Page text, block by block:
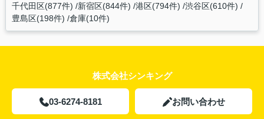
千代田区(877件) 新宿区(844件) 港区(794件) 渋谷区(610件)
豊島区(198件) 倉庫(10件)
株式会社シンキング
03-6274-8181 お問い合わせ